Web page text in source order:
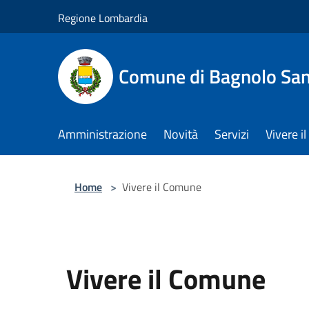
Regione Lombardia
Comune di Bagnolo
Amministrazione Novità Servizi Vivere
Home > Vivere il Comune
Vivere il Comune